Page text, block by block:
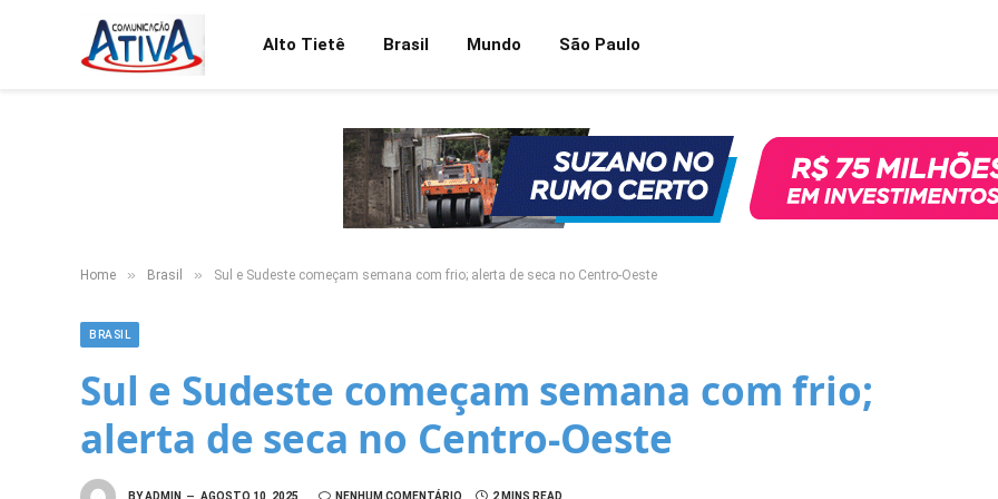
Alto Tietê Brasil Mundo São Paulo
Home » Brasil » Sul e Sudeste começam semana com frio; alerta de seca no Centro-Oeste
BRASIL
Sul e Sudeste começam semana com frio;
alerta de seca no Centro-Oeste
BYADMIN AGOSTO 10, 2025 NENHUM COMENTÁRIO 2 MINS READ